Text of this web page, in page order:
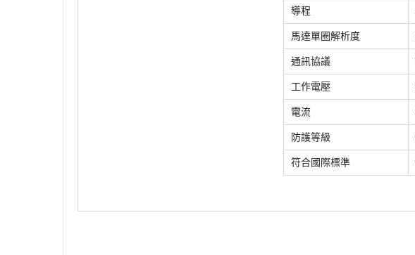
導程
馬達單圈解析度
通訊協議
工作電壓
電流
防護等級
符合國際標準